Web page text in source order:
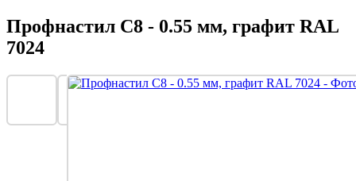
Профнастил С8 - 0.55 мм, графит RAL
7024